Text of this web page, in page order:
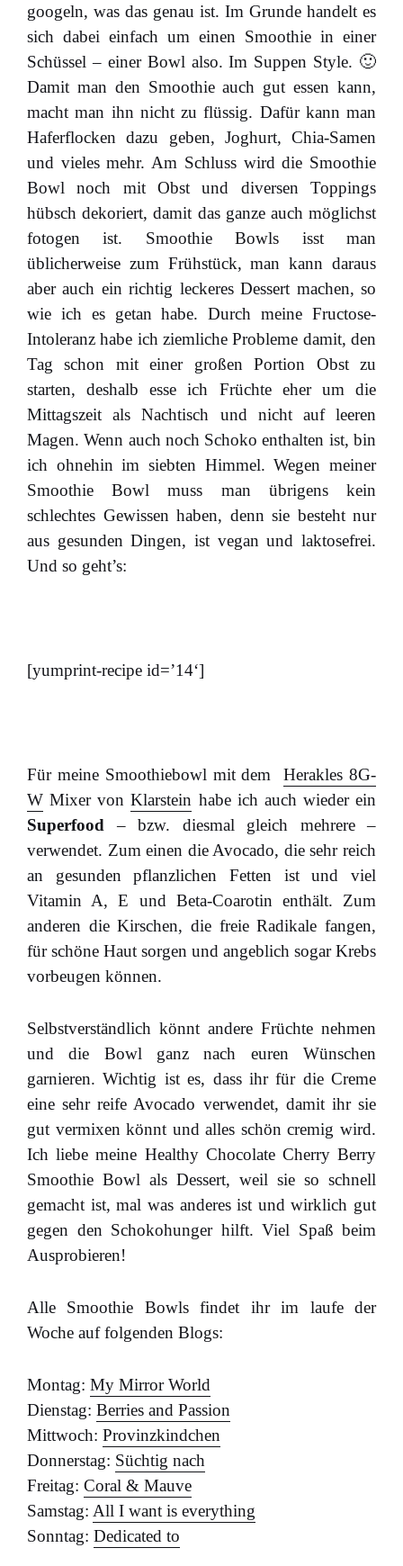
googeln, was das genau ist. Im Grunde handelt es
sich dabei einfach um einen Smoothie in einer
Schüssel – einer Bowl also. Im Suppen Style. 🙂
Damit man den Smoothie auch gut essen kann,
macht man ihn nicht zu flüssig. Dafür kann man
Haferflocken dazu geben, Joghurt, Chia-Samen
und vieles mehr. Am Schluss wird die Smoothie
Bowl noch mit Obst und diversen Toppings
hübsch dekoriert, damit das ganze auch möglichst
fotogen ist. Smoothie Bowls isst man
üblicherweise zum Frühstück, man kann daraus
aber auch ein richtig leckeres Dessert machen, so
wie ich es getan habe. Durch meine Fructose-
Intoleranz habe ich ziemliche Probleme damit, den
Tag schon mit einer großen Portion Obst zu
starten, deshalb esse ich Früchte eher um die
Mittagszeit als Nachtisch und nicht auf leeren
Magen. Wenn auch noch Schoko enthalten ist, bin
ich ohnehin im siebten Himmel. Wegen meiner
Smoothie Bowl muss man übrigens kein
schlechtes Gewissen haben, denn sie besteht nur
aus gesunden Dingen, ist vegan und laktosefrei.
Und so geht’s:
[yumprint-recipe id=’14‘]
Für meine Smoothiebowl mit demHerakles 8G-
W Mixer vonKlarstein habe ich auch wieder ein
Superfood – bzw. diesmal gleich mehrere –
verwendet. Zum einen die Avocado, die sehr reich
an gesunden pflanzlichen Fetten ist und viel
Vitamin A, E und Beta-Coarotin enthält. Zum
anderen die Kirschen, die freie Radikale fangen,
für schöne Haut sorgen und angeblich sogar Krebs
vorbeugen können.
Selbstverständlich könnt andere Früchte nehmen
und die Bowl ganz nach euren Wünschen
garnieren. Wichtig ist es, dass ihr für die Creme
eine sehr reife Avocado verwendet, damit ihr sie
gut vermixen könnt und alles schön cremig wird.
Ich liebe meine Healthy Chocolate Cherry Berry
Smoothie Bowl als Dessert, weil sie so schnell
gemacht ist, mal was anderes ist und wirklich gut
gegen den Schokohunger hilft. Viel Spaß beim
Ausprobieren!
Alle Smoothie Bowls findet ihr im laufe der
Woche auf folgenden Blogs:
Montag: My Mirror World
Dienstag: Berries and Passion
Mittwoch: Provinzkindchen
Donnerstag: Süchtig nach
Freitag: Coral & Mauve
Samstag: All I want is everything
Sonntag: Dedicated to